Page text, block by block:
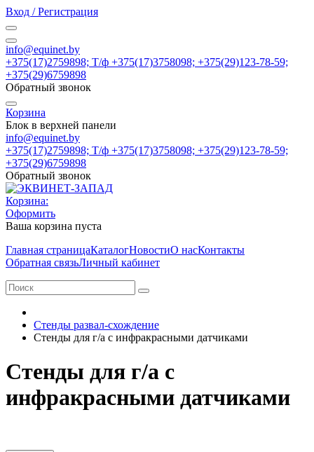
Вход / Регистрация
info@equinet.by
+375(17)2759898; Т/ф +375(17)3758098; +375(29)123-78-59;
+375(29)6759898
Обратный звонок
Корзина
Блок в верхней панели
info@equinet.by
+375(17)2759898; Т/ф +375(17)3758098; +375(29)123-78-59;
+375(29)6759898
Обратный звонок
Корзина:
Оформить
Ваша корзина пуста
Главная страницаКаталогНовостиО насКонтакты
Обратная связьЛичный кабинет
Стенды развал-схождение
Стенды для г/а с инфракрасными датчиками
Стенды для г/а с
инфракрасными датчиками